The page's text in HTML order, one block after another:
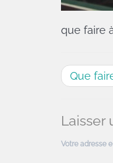
que faire
Que
Laisser
Votre adresse